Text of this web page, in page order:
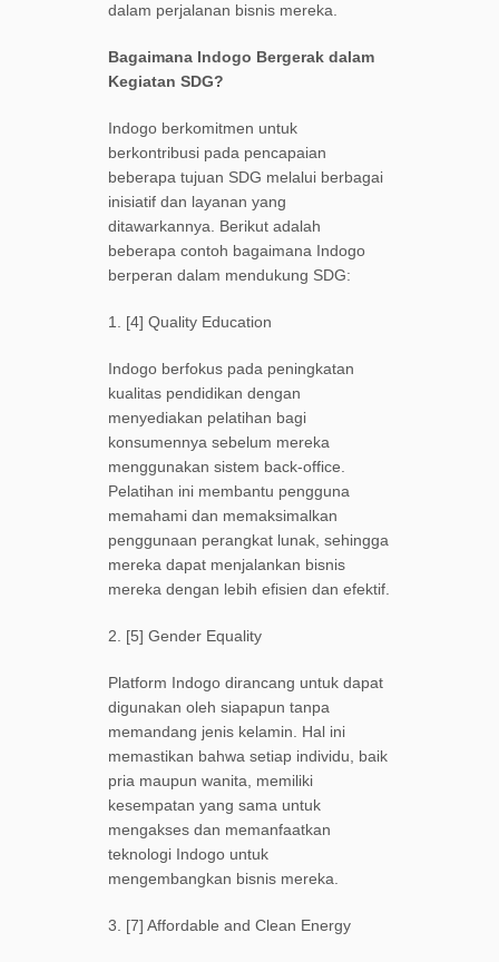
dalam perjalanan bisnis mereka.
Bagaimana Indogo Bergerak dalam
Kegiatan SDG?
Indogo berkomitmen untuk
berkontribusi pada pencapaian
beberapa tujuan SDG melalui berbagai
inisiatif dan layanan yang
ditawarkannya. Berikut adalah
beberapa contoh bagaimana Indogo
berperan dalam mendukung SDG:
1. [4] Quality Education
Indogo berfokus pada peningkatan
kualitas pendidikan dengan
menyediakan pelatihan bagi
konsumennya sebelum mereka
menggunakan sistem back-office.
Pelatihan ini membantu pengguna
memahami dan memaksimalkan
penggunaan perangkat lunak, sehingga
mereka dapat menjalankan bisnis
mereka dengan lebih efisien dan efektif.
2. [5] Gender Equality
Platform Indogo dirancang untuk dapat
digunakan oleh siapapun tanpa
memandang jenis kelamin. Hal ini
memastikan bahwa setiap individu, baik
pria maupun wanita, memiliki
kesempatan yang sama untuk
mengakses dan memanfaatkan
teknologi Indogo untuk
mengembangkan bisnis mereka.
3. [7] Affordable and Clean Energy